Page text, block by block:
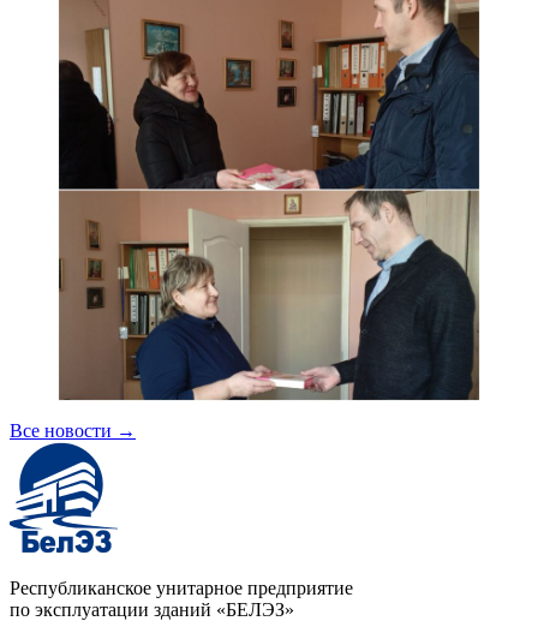
Все новости →
Республиканское унитарное предприятие
по эксплуатации зданий «БЕЛЭЗ»